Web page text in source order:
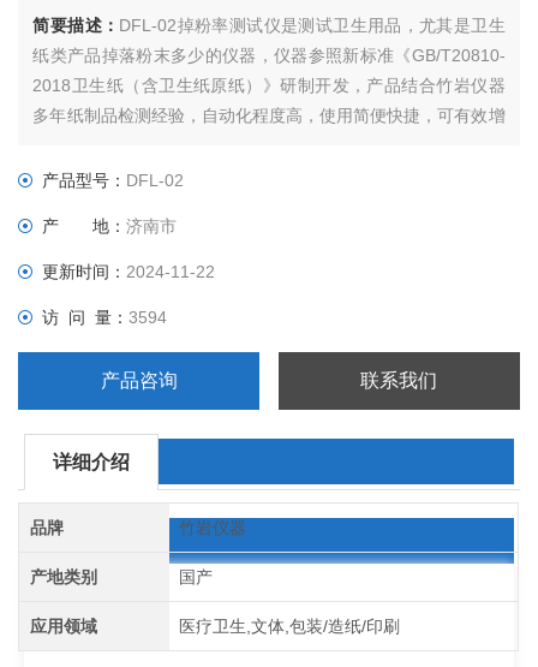
简要描述： DFL-02掉粉率测试仪是测试卫生用品，尤其是卫生
纸类产品掉落粉末多少的仪器，仪器参照新标准《GB/T20810-
2018卫生纸（含卫生纸原纸）》研制开发，产品结合竹岩仪器
多年纸制品检测经验，自动化程度高，使用简便快捷，可有效增
产品型号： DFL-02
产 地：济南市
更新时间：2024-11-22
访 问 量：3594
产品咨询 联系我们
详细介绍
品牌 竹岩仪器
产地类别 国产
应用领域 医疗卫生,文体,包装/造纸/印刷